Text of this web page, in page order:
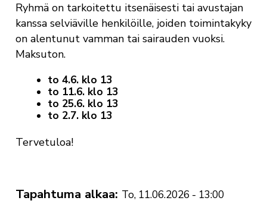
Ryhmä on tarkoitettu itsenäisesti tai avustajan
kanssa selviäville henkilöille, joiden toimintakyky
on alentunut vamman tai sairauden vuoksi.
Maksuton.
to 4.6. klo 13
to 11.6. klo 13
to 25.6. klo 13
to 2.7. klo 13
Tervetuloa!
Tapahtuma alkaa To, 11.06.2026 - 13:00